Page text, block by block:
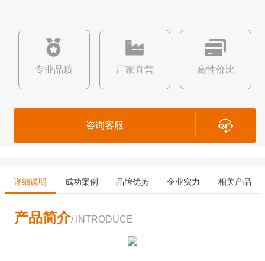
专业品质 厂家直营 高性价比
咨询客服
详细说明 成功案例 品牌优势 企业实力 相关产品
产品简介/ INTRODUCE